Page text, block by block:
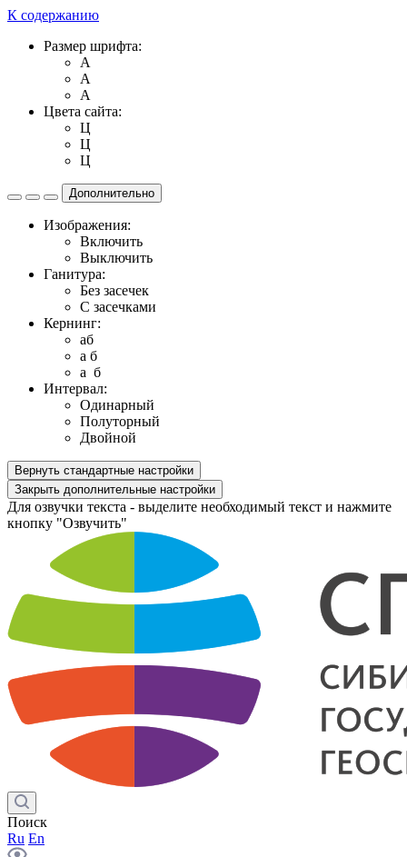
К содержанию
Размер шрифта:
A
A
A
Цвета сайта:
Ц
Ц
Ц
Дополнительно
Изображения:
Включить
Выключить
Ганитура:
Без засечек
С засечками
Кернинг:
aб
a б
a б
Интервал:
Одинарный
Полуторный
Двойной
Вернуть стандартные настройки
Закрыть дополнительные настройки
Для озвучки текста - выделите необходимый текст и нажмите
кнопку "Озвучить"
Поиск
Ru En